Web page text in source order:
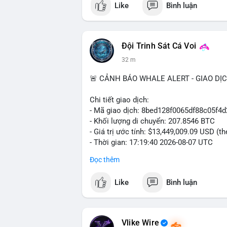
#vlikevn #titanbot
📰 Nguồn: Cointelegraph
Like Bình luận
Đội Trinh Sát Cá Voi
32 m
🚨 CẢNH BÁO WHALE ALERT - GIAO
Chi tiết giao dịch:
- Mã giao dịch:
- Khối lượng di chuyển: 207.8546 BTC
- Giá trị ước tính: $13,449,009.09 USD
- Thời gian: 17:19:40 2026-08-07 UTC
Nhận định phân tích:
lớn đang vận hành dòng vốn. Khối
sàn giao dịch phi tập trung, gợi ý khả
đặc biệt khi BTC đang dao động quanh
Đọc thêm
Like Bình luận
Vlike Wire